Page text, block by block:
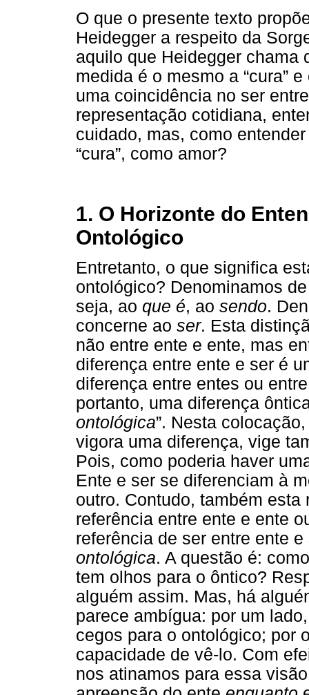
O que o presente texto
Heidegger a respeito da
aquilo que Heidegger chama
medida é o mesmo a “cura”
uma coincidência no ser
representação cotidiana,
cuidado, mas, como
“cura”, como amor?
1. O Horizonte do
Ontológico
Entretanto, o que significa
ontológico? Denominamos
seja, ao que é, ao sendo.
concerne ao ser. Esta
não entre ente e ente, mas
diferença entre ente e ser é
diferença entre entes ou
portanto, uma diferença
ontológica”. Nesta
vigora uma diferença, vige
Pois, como poderia haver
Ente e ser se diferenciam à
outro. Contudo, também
referência entre ente e ente
referência de ser entre ente
ontológica. A questão é:
tem olhos para o ôntico?
alguém assim. Mas, há
parece ambígua: por um
cegos para o ontológico; por
capacidade de vê-lo. Com
nos atinamos para essa